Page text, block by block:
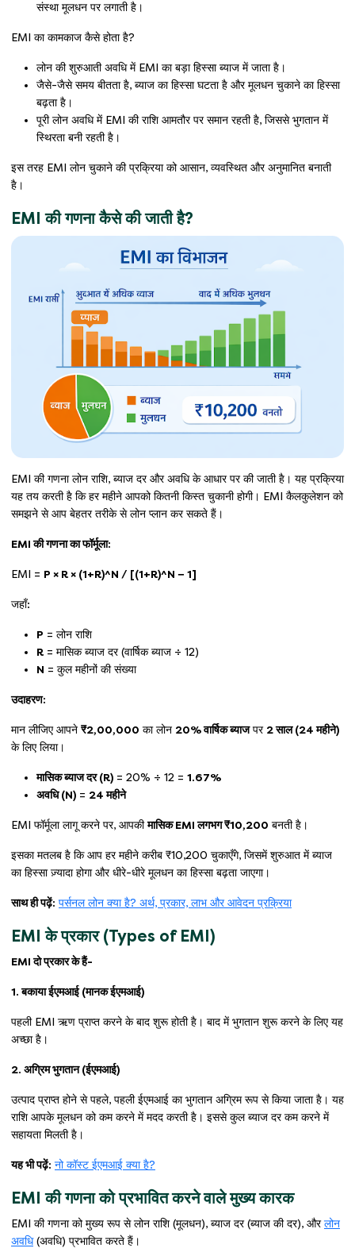
संस्था मूलधन पर लगाती है।
EMI का कामकाज कैसे होता है?
लोन की शुरुआती अवधि में EMI का बड़ा हिस्सा ब्याज में जाता है।
जैसे-जैसे समय बीतता है, ब्याज का हिस्सा घटता है और मूलधन चुकाने का हिस्सा
बढ़ता है।
पूरी लोन अवधि में EMI की राशि आमतौर पर समान रहती है, जिससे भुगतान में
स्थिरता बनी रहती है।
इस तरह EMI लोन चुकाने की प्रक्रिया को आसान, व्यवस्थित और अनुमानित बनाती
है।
EMI की गणना कैसे की जाती है?
EMI की गणना लोन राशि, ब्याज दर और अवधि के आधार पर की जाती है। यह प्रक्रिया
यह तय करती है कि हर महीने आपको कितनी किस्त चुकानी होगी। EMI कैलकुलेशन को
समझने से आप बेहतर तरीके से लोन प्लान कर सकते हैं।
EMI की गणना का फॉर्मूला:
EMI = P × R × (1+R)^N / [(1+R)^N − 1]
जहाँ:
P = लोन राशि
R = मासिक ब्याज दर (वार्षिक ब्याज ÷ 12)
N = कुल महीनों की संख्या
उदाहरण:
मान लीजिए आपने ₹2,00,000 का लोन 20% वार्षिक ब्याजपर 2 साल (24 महीने)
के लिए लिया।
मासिक ब्याज दर (R) = 20% ÷ 12 = 1.67%
अवधि (N) = 24 महीने
EMI फॉर्मूला लागू करने पर, आपकीमासिक EMI लगभग ₹10,200 बनती है।
इसका मतलब है कि आप हर महीने करीब ₹10,200 चुकाएँगे, जिसमें शुरुआत में ब्याज
का हिस्सा ज़्यादा होगा और धीरे-धीरे मूलधन का हिस्सा बढ़ता जाएगा।
साथ ही पढ़ें: पर्सनल लोन क्या है? अर्थ, प्रकार, लाभ और आवेदन प्रक्रिया
EMI के प्रकार (Types of EMI)
EMI दो प्रकार के हैं-
1. बकाया ईएमआई (मानक ईएमआई)
पहली EMI ऋण प्राप्त करने के बाद शुरू होती है। बाद में भुगतान शुरू करने के लिए यह
अच्छा है।
2. अग्रिम भुगतान (ईएमआई)
उत्पाद प्राप्त होने से पहले, पहली ईएमआई का भुगतान अग्रिम रूप से किया जाता है। यह
राशि आपके मूलधन को कम करने में मदद करती है। इससे कुल ब्याज दर कम करने में
सहायता मिलती है।
यह भी पढ़ें: नो कॉस्ट ईएमआई क्या है?
EMI की गणना को प्रभावित करने वाले मुख्य कारक
EMI की गणना को मुख्य रूप से लोन राशि (मूलधन), ब्याज दर (ब्याज की दर), और लोन
अवधि(अवधि) प्रभावित करते हैं।